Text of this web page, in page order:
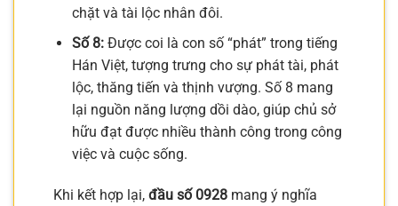
chặt và tài lộc nhân đôi.
Số 8:Được coi là con số “phát” trong tiếng
Hán Việt, tượng trưng cho sự phát tài, phát
lộc, thăng tiến và thịnh vượng. Số 8 mang
lại nguồn năng lượng dồi dào, giúp chủ sở
hữu đạt được nhiều thành công trong công
việc và cuộc sống.
Khi kết hợp lại, đầu số 0928 mang ý nghĩa